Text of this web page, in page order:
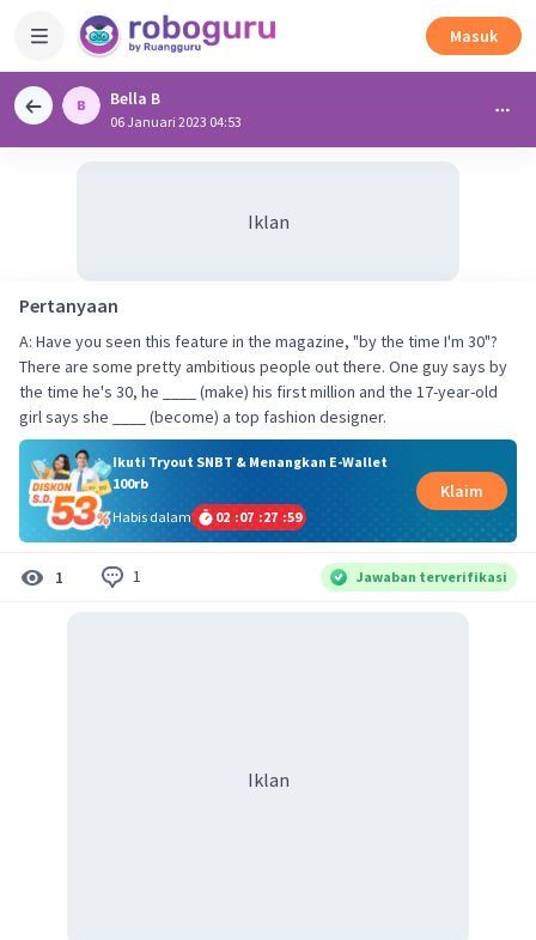
Masuk
Bella B
06 Januari 2023 04:53
Iklan
Pertanyaan
A: Have you seen this feature in the magazine, "by the time I'm 30"?
There are some pretty ambitious people out there. One guy says by
the time he's 30, he ____ (make) his first million and the 17-year-old
girl says she ____ (become) a top fashion designer.
Ikuti Tryout SNBT & Menangkan E-Wallet
100rb
Habis dalam
02 :07 :27 :58
Klaim
1 1 Jawaban terverifikasi
Iklan